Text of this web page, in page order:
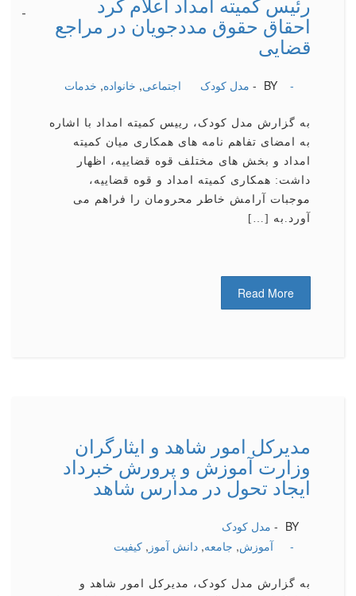
-
رئیس كمیته امداد اعلام كرد
احقاق حقوق مددجویان در مراجع
قضایی
BY - مدل کودک اجتماعی, خانواده, خدمات -
به گزارش مدل کودک، رییس کمیته امداد با اشاره
به امضای تفاهم نامه های همکاری میان کمیته
امداد و بخش های مختلف قوه قضاییه، اظهار
داشت: همکاری کمیته امداد و قوه قضاییه،
موجبات آرامش خاطر محرومان را فراهم می
آورد.به […]
Read More
-
مدیركل امور شاهد و ایثارگران
وزارت آموزش و پرورش خبرداد
ایجاد تحول در مدارس شاهد
BY -
مدل کودک
آموزش, جامعه, دانش آموز , كیفیت -
به گزارش مدل کودک، مدیرکل امور شاهد و
--------